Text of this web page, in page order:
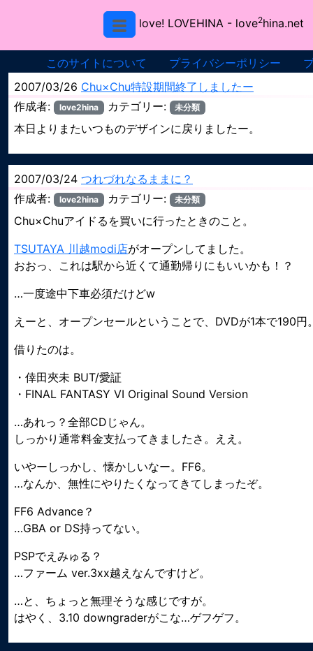
love! LOVEHINA - love2hina.net
このサイトについて プライバシーポリシー
2007/03/26 Chu×Chu特設期間終了しましたー
作成者:
love2hina カテゴリー: 未分類
本日よりまたいつものデザインに戻りましたー。
2007/03/24 つれづれなるままに？
作成者:
love2hina カテゴリー: 未分類
Chu×Chuアイドるを買いに行ったときのこと。
TSUTAYA 川越modi店がオープンしてました。
おおっ、これは駅から近くて通勤帰りにもいいかも！？
…一度途中下車必須だけどw
えーと、オープンセールということで、DVDが1本で190円
借りたのは。
・倖田夾未 BUT/愛証
・FINAL FANTASY VI Original Sound Version
…あれっ？全部CDじゃん。
しっかり通常料金支払ってきましたさ。ええ。
いやーしっかし、懐かしいなー。FF6。
…なんか、無性にやりたくなってきてしまったぞ。
FF6 Advance？
…GBA or DS持ってない。
PSPでえみゅる？
…ファーム ver.3xx越えなんですけど。
…と、ちょっと無理そうな感じですが。
はやく、3.10 downgraderがこな…ゲフゲフ。